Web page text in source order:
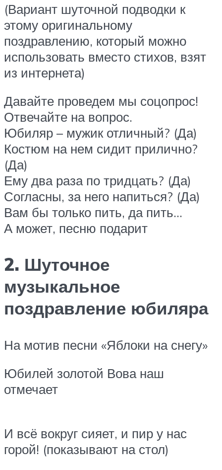
(Вариант шуточной подводки к
этому оригинальному
поздравлению, который можно
использовать вместо стихов, взят
из интернета)
Давайте проведем мы соцопрос!
Отвечайте на вопрос.
Юбиляр – мужик отличный? (Да)
Костюм на нем сидит прилично?
(Да)
Ему два раза по тридцать? (Да)
Согласны, за него напиться? (Да)
Вам бы только пить, да пить…
А может, песню подарит
2. Шуточное
музыкальное
поздравление юбиляра
На мотив песни «Яблоки на снегу»
Юбилей золотой Вова наш
отмечает
И всё вокруг сияет, и пир у нас
горой! (показывают на стол)